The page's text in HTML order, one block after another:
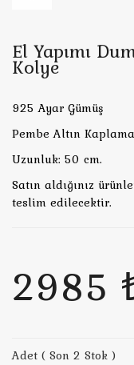
El Yapımı
Kolye
925 Ayar Gümüş
Pembe Altın Kaplama
Uzunluk: 50 cm.
Satın aldığınız
teslim edilecektir.
2985
Adet ( Son 2 Stok )